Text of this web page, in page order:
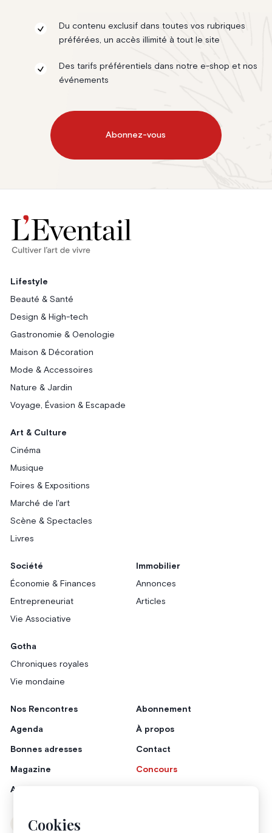
Cookies
Du contenu exclusif dans toutes vos rubriques
préférées, un accès illimité à tout le site
Des tarifs préférentiels dans notre e-shop et nos
événements
Abonnez-vous
Lifestyle
Beauté & Santé
Design & High-tech
Gastronomie & Oenologie
Maison & Décoration
Mode & Accessoires
Nature & Jardin
Voyage, Évasion & Escapade
Art & Culture
Cinéma
Musique
Foires & Expositions
Marché de l'art
Scène & Spectacles
Livres
Société
Économie & Finances
Entrepreneuriat
Vie Associative
Immobilier
Annonces
Articles
Gotha
Chroniques royales
Vie mondaine
Nos Rencontres
Agenda
Bonnes adresses
Magazine
Annonceurs
Abonnement
À propos
Contact
Concours
Instagram